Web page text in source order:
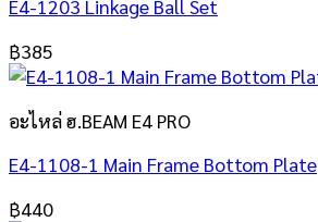
E4-1203 Linkage Ball Set
฿385
อะไหล่ ฮ.BEAM E4 PRO
E4-1108-1 Main Frame Bottom Plate
฿440